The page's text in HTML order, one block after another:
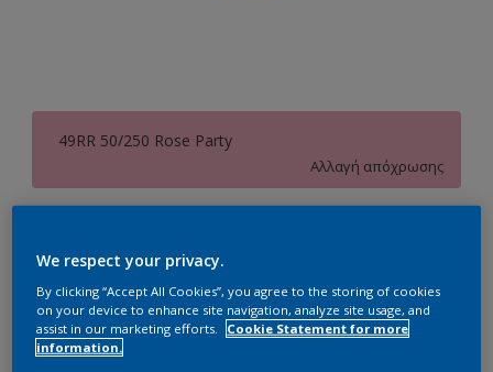
49RR 50/250 Rose Party
Αλλαγή απόχρωσης
1L
Ποσότητα Υπολογισμός χρώματος
We respect your privacy.
By clicking “Accept All Cookies”, you agree to the storing of cookies
on your device to enhance site navigation, analyze site usage, and
assist in our marketing efforts.
Cookie Statement for more
information.